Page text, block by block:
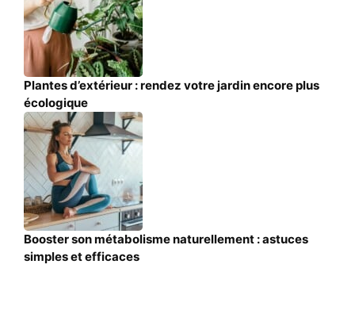
Plantes d’extérieur : rendez votre jardin encore plus
écologique
Booster son métabolisme naturellement : astuces
simples et efficaces